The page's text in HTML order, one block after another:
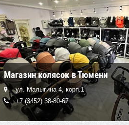
Магазин колясок в Тюмени
ул. Малыгина 4, корп.1
+7 (3452) 38-80-67